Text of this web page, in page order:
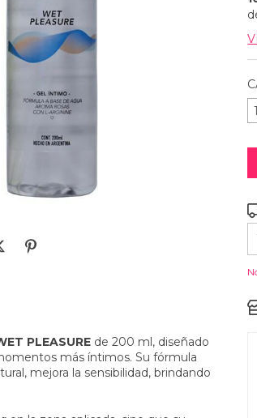
PLEASURE de 200 ml, diseñado
más íntimos. Su fórmula
mejora la sensibilidad, brindando